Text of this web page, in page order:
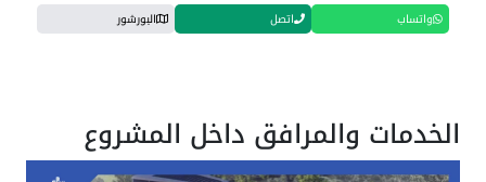
واتساب اتصل البورشور
الخدمات والمرافق داخل المشروع